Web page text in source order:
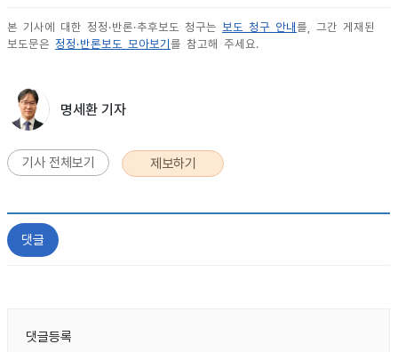
본 기사에 대한 정정·반론·추후보도 청구는 보도 청구 안내 를, 그간 게재된
보도문은 정정·반론보도 모아보기 를 참고해 주세요.
명세환 기자
기사 전체보기 제보하기
댓글
댓글등록